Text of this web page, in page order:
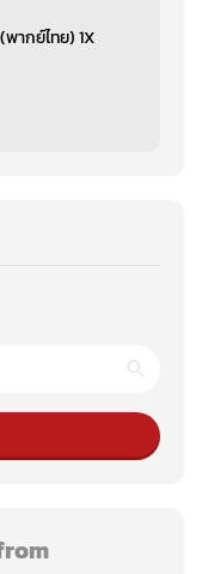
ากย์ไทย) 1X